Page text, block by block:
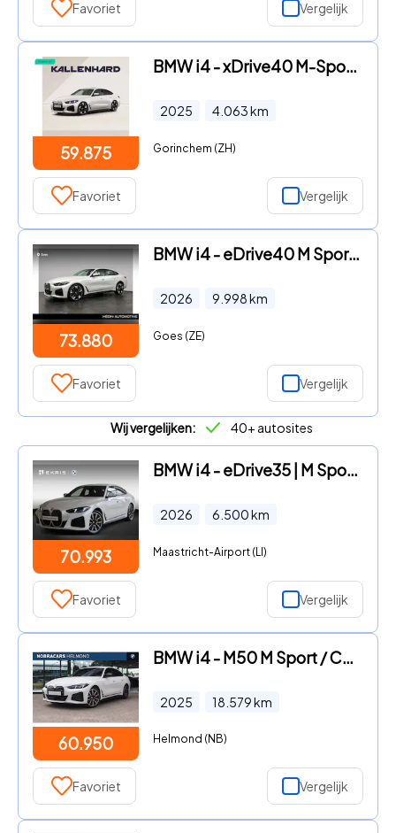
Favoriet Vergelijk
59.875
BMW i4 - xDrive40 M-Sport Pro - Dak - Memoryzetel - ACC - Harman Kard
2025 4.063km
Gorinchem (ZH)
Favoriet Vergelijk
73.880
BMW i4 - eDrive40 M Sport Edition 84 kWh | M Sportpakket Pro | Stuurw
2026 9.998km
Goes (ZE)
Favoriet Vergelijk
Wij vergelijken: 40+ autosites
70.993
BMW i4 - eDrive35 | M Sportpakket | HiFi Sound System | Comfort Acces
2026 6.500km
Maastricht-Airport (LI)
Favoriet Vergelijk
60.950
BMW i4 - M50 M Sport / Comfort Access / Harman Kardon / Adaptieve LED
2025 18.579km
Helmond (NB)
Favoriet Vergelijk